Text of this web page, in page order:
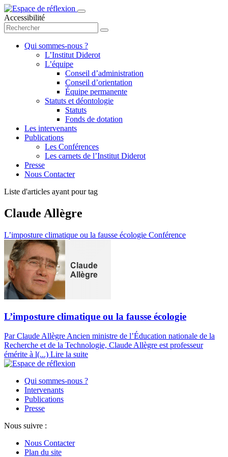
Accessibilité
Qui sommes-nous ?
L’Institut Diderot
L’équipe
Conseil d’administration
Conseil d’orientation
Équipe permanente
Statuts et déontologie
Statuts
Fonds de dotation
Les intervenants
Publications
Les Conférences
Les carnets de l’Institut Diderot
Presse
Nous Contacter
Liste d'articles ayant pour tag
Claude Allègre
L’imposture climatique ou la fausse écologie Conférence
L’imposture climatique ou la fausse écologie
Par Claude Allègre Ancien ministre de l’Éducation nationale de la
Recherche et de la Technologie, Claude Allègre est professeur
émérite à l(...) Lire la suite
Qui sommes-nous ?
Intervenants
Publications
Presse
Nous suivre :
Nous Contacter
Plan du site